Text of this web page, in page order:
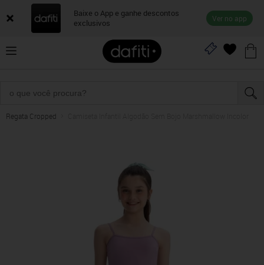
Baixe o App e ganhe descontos
exclusivos
Ver no app
Regata Cropped